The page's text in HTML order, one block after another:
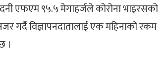
एफएम ९५.५ मेगाहर्जले कोरोना भाइरसको
गर्दै विज्ञापनदातालाई एक महिनाको रकम
।